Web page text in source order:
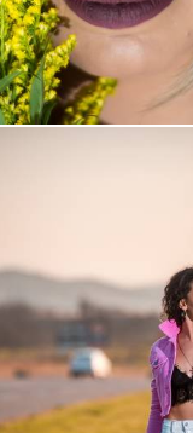
96